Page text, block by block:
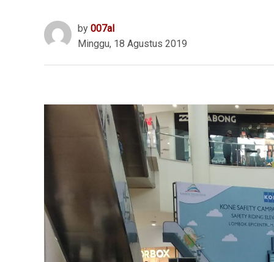
by 007al
Minggu, 18 Agustus 2019